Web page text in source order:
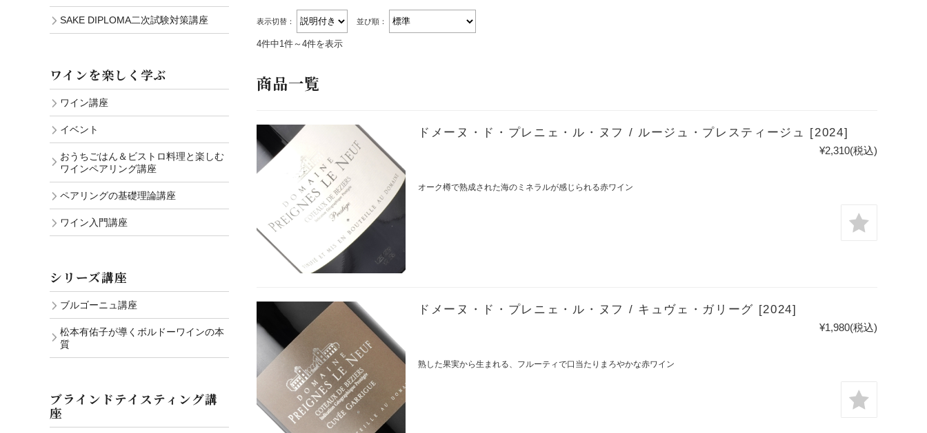
表示切替： 並び順：
4件中1件～4件を表示
商品一覧
ドメーヌ・ド・プレニェ・ル・ヌフ / ルージュ・プレスティージュ [2024]
¥2,310(税込)
オーク樽で熟成された海のミネラルが感じられる赤ワイン
ドメーヌ・ド・プレニェ・ル・ヌフ / キュヴェ・ガリーグ [2024]
¥1,980(税込)
熟した果実から生まれる、フルーティで口当たりまろやかな赤ワイン
SAKE DIPLOMA二次試験対策講座
ワインを楽しく学ぶ
ワイン講座
イベント
おうちごはん＆ビストロ料理と楽しむ
ワインペアリング講座
ペアリングの基礎理論講座
ワイン入門講座
シリーズ講座
ブルゴーニュ講座
松本有佑子が導くボルドーワインの本
質
ブラインドテイスティング講
座